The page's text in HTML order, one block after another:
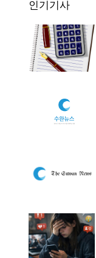
인기기사